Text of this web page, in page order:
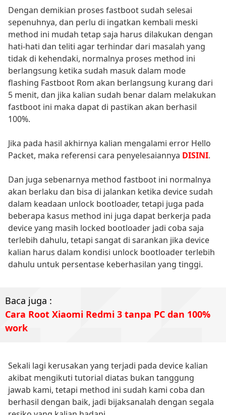
Dengan demikian proses fastboot sudah selesai
sepenuhnya, dan perlu di ingatkan kembali meski
method ini mudah tetap saja harus dilakukan dengan
hati-hati dan teliti agar terhindar dari masalah yang
tidak di kehendaki, normalnya proses method ini
berlangsung ketika sudah masuk dalam mode
flashing Fastboot Rom akan berlangsung kurang dari
5 menit, dan jika kalian sudah benar dalam melakukan
fastboot ini maka dapat di pastikan akan berhasil
100%.
Jika pada hasil akhirnya kalian mengalami error Hello
Packet, maka referensi cara penyelesaiannya DISINI.
Dan juga sebenarnya method fastboot ini normalnya
akan berlaku dan bisa di jalankan ketika device sudah
dalam keadaan unlock bootloader, tetapi juga pada
beberapa kasus method ini juga dapat berkerja pada
device yang masih locked bootloader jadi coba saja
terlebih dahulu, tetapi sangat di sarankan jika device
kalian harus dalam kondisi unlock bootloader terlebih
dahulu untuk persentase keberhasilan yang tinggi.
Baca juga :
Cara Root Xiaomi Redmi 3 tanpa PC dan 100%
work
Sekali lagi kerusakan yang terjadi pada device kalian
akibat mengikuti tutorial diatas bukan tanggung
jawab kami, tetapi method ini sudah kami coba dan
berhasil dengan baik, jadi bijaksanalah dengan segala